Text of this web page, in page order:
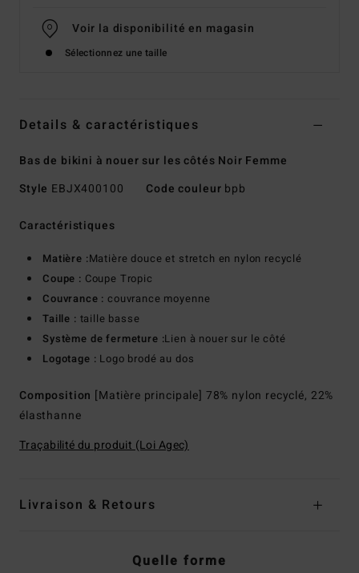
Voir la disponibilité en magasin
Sélectionnez une taille
Details & caractéristiques
Bas de bikini à nouer sur les côtés Noir Femme
Style EBJX400100 Code couleur bpb
Caractéristiques
Matière :Matière douce et stretch en nylon recyclé
Coupe : Coupe Tropic
Couvrance : couvrance moyenne
Taille : taille basse
Système de fermeture :Lien à nouer sur le côté
Logotage : Logo brodé au dos
Composition [Matière principale] 78% nylon recyclé, 22%
élasthanne
Traçabilité du produit (Loi Agec)
Livraison & Retours
Quelle forme